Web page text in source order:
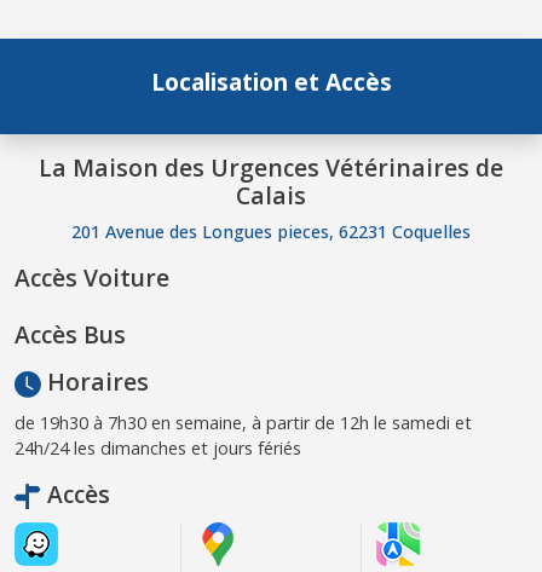
Localisation et Accès
La Maison des Urgences Vétérinaires de
Calais
201 Avenue des Longues pieces, 62231 Coquelles
Accès Voiture
Accès Bus
Horaires
de 19h30 à 7h30 en semaine, à partir de 12h le samedi et
24h/24 les dimanches et jours fériés
Accès